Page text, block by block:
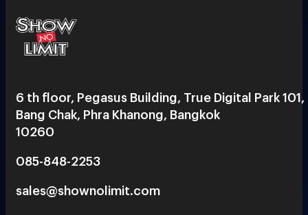
6 th floor, Pegasus Building, True Digital Park 101,
Bang Chak, Phra Khanong, Bangkok
10260
085-848-2253
sales@shownolimit.com